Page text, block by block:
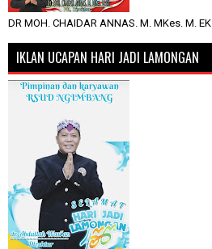
DR MOH. CHAIDAR ANNAS. M. MKes. M. EK
IKLAN UCAPAN HARI JADI LAMONGAN